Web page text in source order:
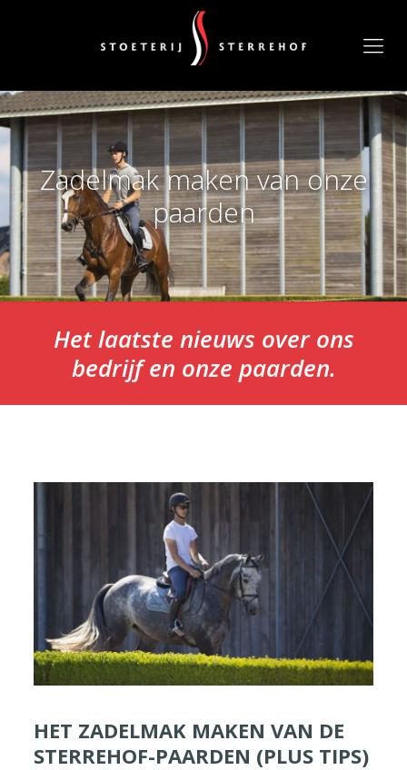
Zadelmak maken van onze
paarden
Het laatste nieuws over ons
bedrijf en onze paarden.
HET ZADELMAK MAKEN VAN DE
STERREHOF-PAARDEN (PLUS TIPS)